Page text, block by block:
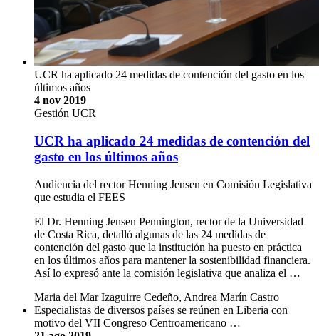
UCR ha aplicado 24 medidas de contención del gasto en los
últimos años
4 nov 2019
Gestión UCR
UCR ha aplicado 24 medidas de contención del
gasto en los últimos años
Audiencia del rector Henning Jensen en Comisión Legislativa
que estudia el FEES
El Dr. Henning Jensen Pennington, rector de la Universidad
de Costa Rica, detalló algunas de las 24 medidas de
contención del gasto que la institución ha puesto en práctica
en los últimos años para mantener la sostenibilidad financiera.
Así lo expresó ante la comisión legislativa que analiza el …
Maria del Mar Izaguirre Cedeño, Andrea Marín Castro
Especialistas de diversos países se reúnen en Liberia con
motivo del VII Congreso Centroamericano …